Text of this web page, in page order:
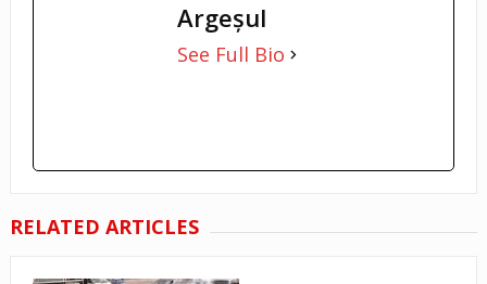
Argeşul
See Full Bio
RELATED ARTICLES